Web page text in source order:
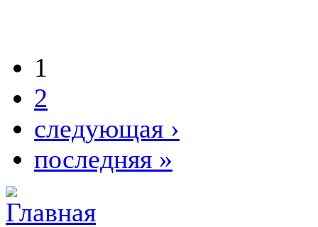
1
2
следующая ›
последняя »